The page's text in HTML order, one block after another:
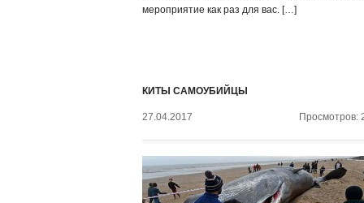
мероприятие как раз для вас. […]
КИТЫ САМОУБИЙЦЫ
27.04.2017 Просмотров: